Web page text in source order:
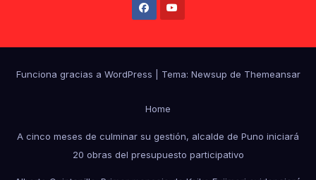
Funciona gracias a WordPress Tema: Newsup de Themeansar
Home
A cinco meses de culminar su gestión, alcalde de Puno iniciará
20 obras del presupuesto participativo